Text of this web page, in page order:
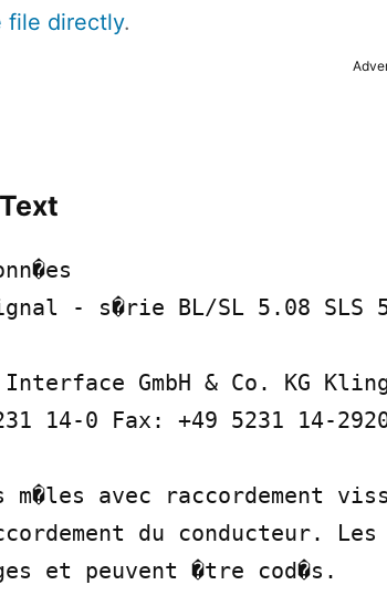
file directly.
Signal - s�rie BL/SL 5.08 SLS
GmbH & Co. KG
14-0 Fax: +49 5231 14-
m�les avec raccordement
du conducteur.
et peuvent �tre cod�s.